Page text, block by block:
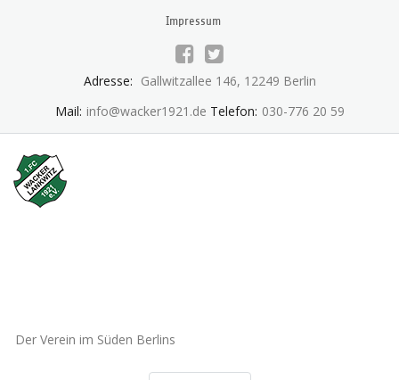
Impressum
Adresse: Gallwitzallee 146, 12249 Berlin
Mail: info@wacker1921.de Telefon: 030-776 20 59
Der Verein im Süden Berlins